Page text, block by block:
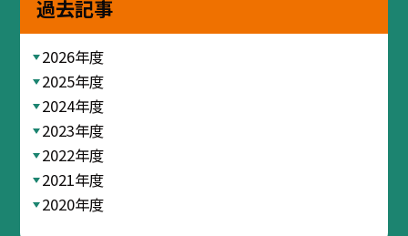
過去記事
2026年度
2025年度
2024年度
2023年度
2022年度
2021年度
2020年度